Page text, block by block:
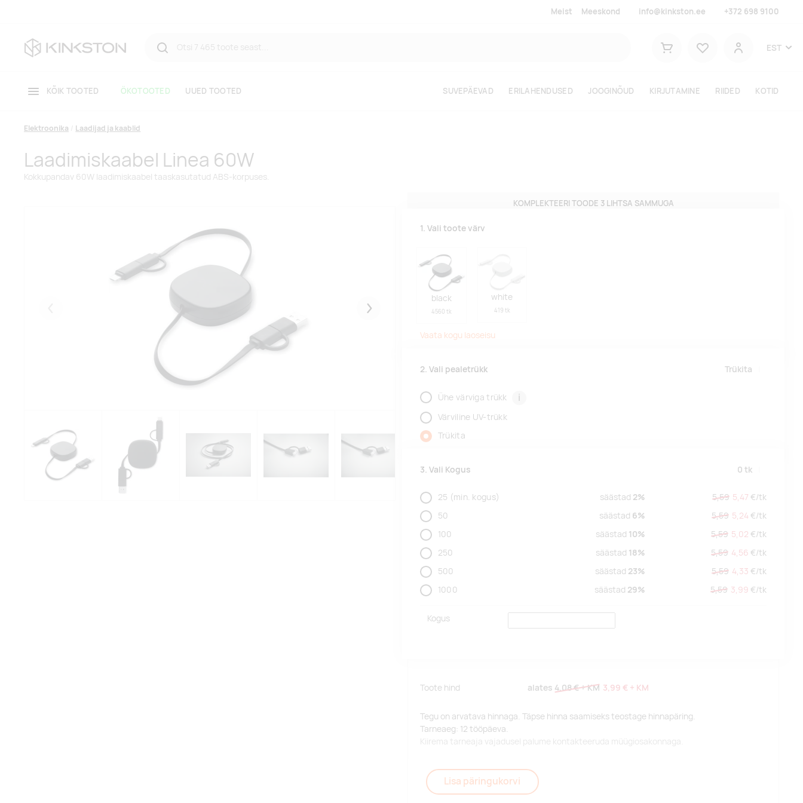
Meist Meeskond info@kinkston.ee +372 698 9100
Ostukorv
Kasutaja
EST
KÕIK TOOTED ÖKOTOOTED UUED TOOTED SUVEPÄEVAD ERILAHENDUSED JOOGINÕUD KIRJUTAMINE RIIDED KOTID
Elektroonika Laadijad ja kaablid
Laadimiskaabel Linea 60W
Kokkupandav 60W laadimiskaabel taaskasutatud ABS-korpuses.
Järgmised
KOMPLEKTEERI TOODE 3 LIHTSA SAMMUGA
1. Vali toote värv
black
4560 tk
white
419 tk
Vaata kogu laoseisu
2. Vali pealetrükk Trükita
Ühe värviga trükk i
Värviline UV-trükk
Trükita
3. Vali Kogus 0 tk
25 (min. kogus) säästad 2% 5,59 5,47 €/tk
50
säästad 6% 5,59 5,24 €/tk
100
säästad 10% 5,59 5,02 €/tk
250
säästad 18% 5,59 4,56 €/tk
500
säästad 23% 5,59 4,33 €/tk
1000
säästad 29% 5,59 3,99 €/tk
Kogus
Toote hind alates 4,08 €+ KM 3,99 € + KM
Tegu on arvatava hinnaga. Täpse hinna saamiseks teostage hinnapäring.
Tarneaeg: 12 tööpäeva.
Kiirema tarneaja vajadusel palume kontakteeruda müügiosakonnaga.
Lisa päringukorvi